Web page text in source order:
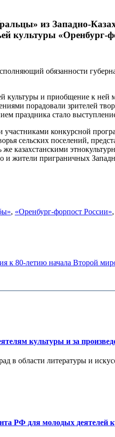
из Западно-
культуры «Оренбург-
обязанности
культуры и приобщение к
порадовали зрителей
праздника стало
конкурсной
сельских поселений,
казахстанскими
и жители приграничных
, «Оренбург-форпост России»,
к 80-летию начала Второй
культуры и за
в области литературы и
РФ для молодых деятелей